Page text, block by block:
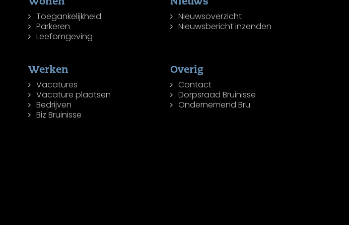
Toegankelijkheid
Parkeren
Leefomgeving
Nieuwsoverzicht
Nieuwsbericht inzenden
Werken
Vacatures
Vacature plaatsen
Bedrijven
Biz Bruinisse
Overig
Contact
Dorpsraad Bruinisse
Ondernemend Bru